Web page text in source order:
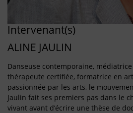
Intervenant(s)
ALINE JAULIN
Danseuse contemporaine,
thérapeute certifiée, formatrice en
passionnée par les arts, le
Jaulin fait ses premiers pas dans le
vivant avant d’écrire une thèse de